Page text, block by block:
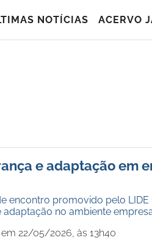
NOTÍCIAS ACERVO
e adaptação em
encontro promovido pelo LIDE
no ambiente
22/05/2026, às 13h40